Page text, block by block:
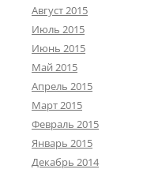
Август 2015
Июль 2015
Июнь 2015
Май 2015
Апрель 2015
Март 2015
Февраль 2015
Январь 2015
Декабрь 2014